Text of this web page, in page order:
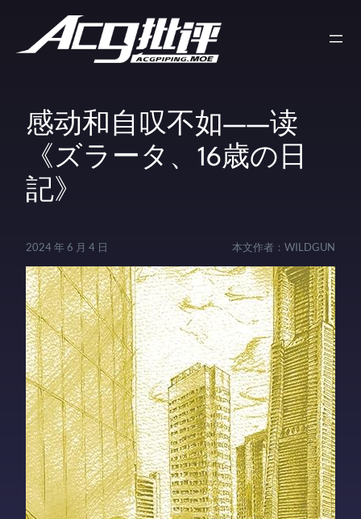
感动和自叹不如——读
《ズラータ、16歳の日
記》
2024 年 6 月 4 日 本文作者： WILDGUN